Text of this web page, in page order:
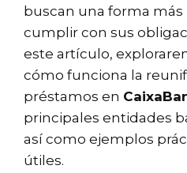
buscan una forma
cumplir con sus
este artículo,
cómo funciona la
préstamos en
principales entidades
así como ejemplos
útiles.